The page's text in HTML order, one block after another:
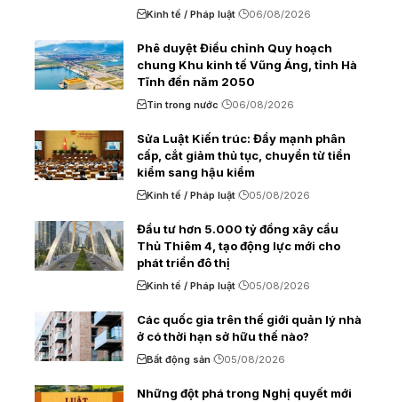
Kinh tế / Pháp luật 06/08/2026
Phê duyệt Điều chỉnh Quy hoạch
chung Khu kinh tế Vũng Áng, tỉnh Hà
Tĩnh đến năm 2050
Tin trong nước 06/08/2026
Sửa Luật Kiến trúc: Đẩy mạnh phân
cấp, cắt giảm thủ tục, chuyển từ tiền
kiểm sang hậu kiểm
Kinh tế / Pháp luật 05/08/2026
Đầu tư hơn 5.000 tỷ đồng xây cầu
Thủ Thiêm 4, tạo động lực mới cho
phát triển đô thị
Kinh tế / Pháp luật 05/08/2026
Các quốc gia trên thế giới quản lý nhà
ở có thời hạn sở hữu thế nào?
Bất động sản 05/08/2026
Những đột phá trong Nghị quyết mới